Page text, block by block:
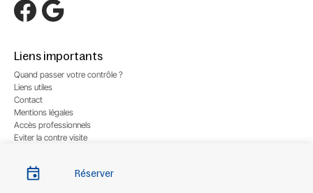
Liens importants
Quand passer votre contrôle ?
Liens utiles
Contact
Mentions légales
Accès professionnels
Eviter la contre visite
Choix du centre
Réserver